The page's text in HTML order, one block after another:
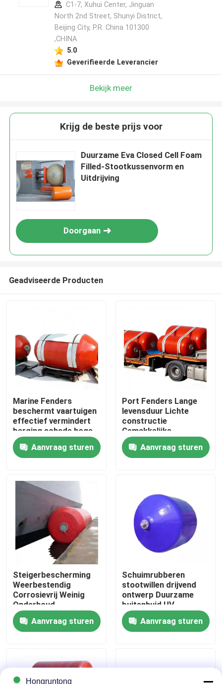
Thuis
Producten
Video's
Over ons
Fabriekstocht
Kwaliteitscontrole
Vraag een offerte
Dok Rubberstootkussen
Pneumatisch Rubberstootkussen
C1-7, Xuhui Center, Jinguan
North 2nd Street, Shunyi District,
Beijing City, P.R. China 101300
,CHINA
5.0
Geverifieerde Leverancier
Bekijk meer
Krijg de beste prijs voor
Duurzame Eva Closed Cell Foam
Filled-Stootkussenvorm en
Uitdrijving
Doorgaan
Geadviseerde Producten
Marine Fenders
beschermt vaartuigen
effectief vermindert
berging schade hoge
compressie herstel
Aanvraag sturen
Port Fenders Lange
levensduur Lichte
constructie
Gemakkelijke
installatie
Aanvraag sturen
Steigerbescherming
Weerbestendig
Corrosievrij Weinig
Onderhoud
Aanvraag sturen
Schuimrubberen
stootwillen drijvend
ontwerp Duurzame
buitenhuid UV-
bestendig Slijtvast
Aanvraag sturen
Hongruntong